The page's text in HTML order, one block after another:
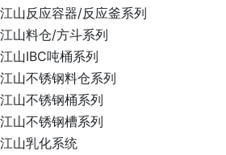
江山反应容器/反应釜系列
江山料仓/方斗系列
江山IBC吨桶系列
江山不锈钢料仓系列
江山不锈钢桶系列
江山不锈钢槽系列
江山乳化系统